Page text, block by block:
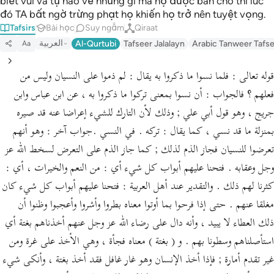
đó TA bất ngờ trừng phạt họ khiến họ trở nên tuyệt vọng.
Tafsirs Bài học Suy ngẫm Qiraat
Aa العربية Al-Qurtubi Tafseer Jalalayn Arabic Tanweer
قوله تعالى : فلما نسوا ما ذكروا به يقال : لم ذموا على النسيان وليس من
فعلهم ؟ فالجواب : أن نسوا بمعنى تركوا ما ذكروا به ، عن ابن عباس وابن
جريج ، وهو قول أبي علي ; وذلك لأن التارك للشيء إعراضا عنه قد صيره
بمنزلة ما قد نسي ، كما يقال : تركه . في النسي .جواب آخر : وهو أنهم
تعرضوا للنسيان فجاز الذم لذلك ; كما جاز الذم على التعرض لسخط الله عز
وجل وعقابه . فتحنا عليهم أبواب كل شيء أي : من النعم والخيرات ، أي :
كثرنا لهم ذلك . والتقدير عند أهل العربية : فتحنا عليهم أبواب كل شيء كان
مغلقا عنهم . حتى إذا فرحوا بما أوتوا معناه بطروا وأشروا وأعجبوا وظنوا أن
ذلك العطاء لا يبيد ، وأنه دال على رضاء الله عز وجل عنهم أخذناهم بغتة أي
استأصلناهم وسطونا بهم . و ( بغتة ) معناه فجأة ، وهي الأخذ على غرة ومن
غير تقدم أمارة ; فإذا أخذ الإنسان وهو غار غافل فقد أخذ بغتة ، وأنكى شيء